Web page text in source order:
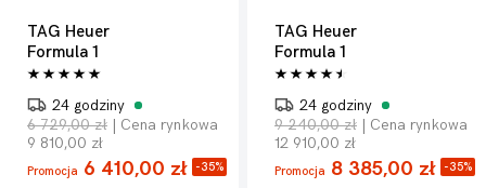
TAG Heuer
Formula 1
24 godziny
6 729,00 zł | Cena rynkowa
9 810,00 zł
Promocja 6 410,00 zł -35%
TAG Heuer
Formula 1
24 godziny
9 240,00 zł | Cena rynkowa
12 910,00 zł
Promocja 8 385,00 zł -35%